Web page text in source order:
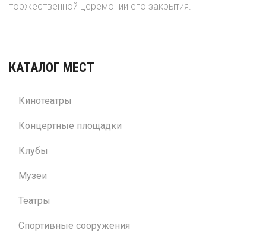
торжественной церемонии его закрытия.
КАТАЛОГ МЕСТ
Кинотеатры
Концертные площадки
Клубы
Музеи
Театры
Спортивные сооружения